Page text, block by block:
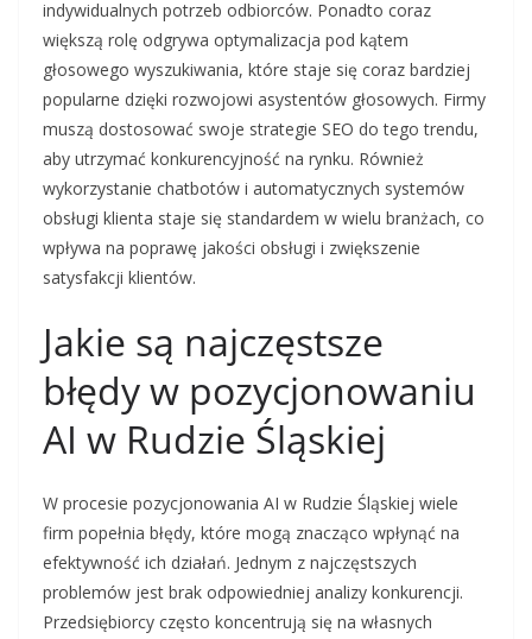
indywidualnych potrzeb odbiorców. Ponadto coraz
większą rolę odgrywa optymalizacja pod kątem
głosowego wyszukiwania, które staje się coraz bardziej
popularne dzięki rozwojowi asystentów głosowych. Firmy
muszą dostosować swoje strategie SEO do tego trendu,
aby utrzymać konkurencyjność na rynku. Również
wykorzystanie chatbotów i automatycznych systemów
obsługi klienta staje się standardem w wielu branżach, co
wpływa na poprawę jakości obsługi i zwiększenie
satysfakcji klientów.
Jakie są najczęstsze
błędy w pozycjonowaniu
AI w Rudzie Śląskiej
W procesie pozycjonowania AI w Rudzie Śląskiej wiele
firm popełnia błędy, które mogą znacząco wpłynąć na
efektywność ich działań. Jednym z najczęstszych
problemów jest brak odpowiedniej analizy konkurencji.
Przedsiębiorcy często koncentrują się na własnych